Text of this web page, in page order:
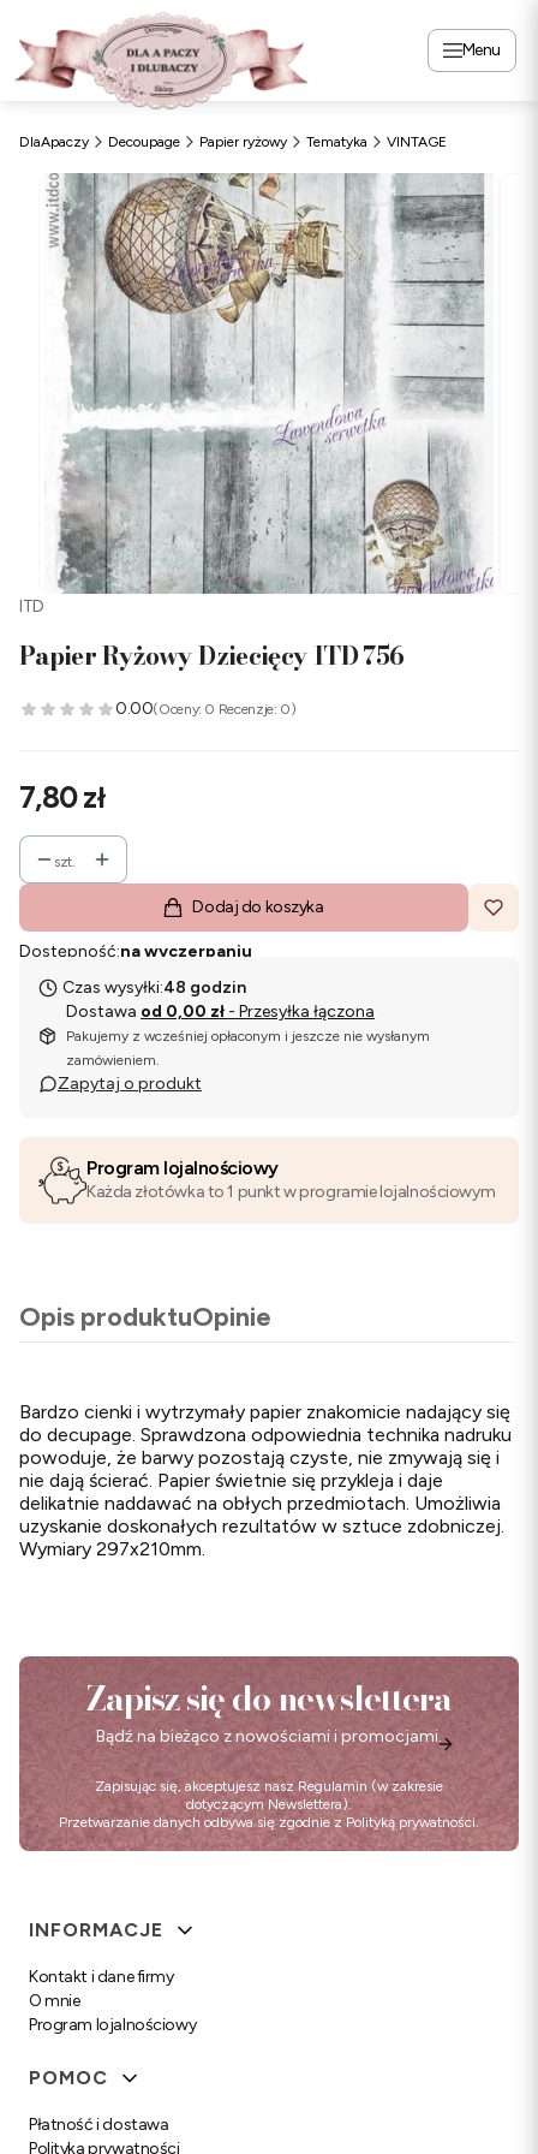
Menu
DlaApaczy Decoupage Papier ryżowy Tematyka VINTAGE
ITD
Papier Ryżowy Dziecięcy ITD 756
0.00(Oceny: 0 Recenzje: 0)
Cena
7,80 zł
szt.
Dodaj do koszyka
Dostępność:na wyczerpaniu
Czas wysyłki:48 godzin
Dostawa od 0,00 zł - Przesyłka łączona
Pakujemy z wcześniej opłaconym i jeszcze nie wysłanym
zamówieniem.
Zapytaj o produkt
Program lojalnościowy
Każda złotówka to 1 punkt w programie lojalnościowym
Opis produktuOpinie
Bardzo cienki i wytrzymały papier znakomicie nadający się
do decupage. Sprawdzona odpowiednia technika nadruku
powoduje, że barwy pozostają czyste, nie zmywają się i
nie dają ścierać. Papier świetnie się przykleja i daje
delikatnie naddawać na obłych przedmiotach. Umożliwia
uzyskanie doskonałych rezultatów w sztuce zdobniczej.
Wymiary 297x210mm.
Zapisz się do newslettera
Bądź na bieżąco z nowościami i promocjami.
Zapisując się, akceptujesz nasz Regulamin (w zakresie
dotyczącym Newslettera).
Przetwarzanie danych odbywa się zgodnie z Polityką prywatności.
Linki w stopce
INFORMACJE
Kontakt i dane firmy
O mnie
Program lojalnościowy
POMOC
Płatność i dostawa
Polityka prywatności